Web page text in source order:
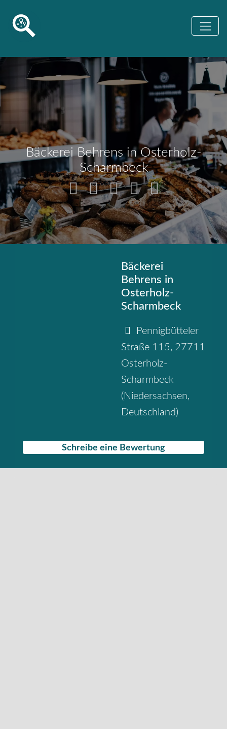
Bäckerei Behrens in Osterholz-
Scharmbeck
Bäckerei
Behrens in
Osterholz-
Scharmbeck
Pennigbütteler
Straße 115, 27711
Osterholz-
Scharmbeck
( Niedersachsen,
Deutschland)
Schreibe eine Bewertung